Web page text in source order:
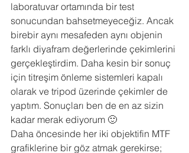
laboratuvar ortamında bir test
sonucundan bahsetmeyeceğiz. Ancak
birebir aynı mesafeden aynı objenin
farklı diyafram değerlerinde çekimlerini
gerçekleştirdim. Daha kesin bir sonuç
için titreşim önleme sistemleri kapalı
olarak ve tripod üzerinde çekimler de
yaptım. Sonuçları ben de en az sizin
kadar merak ediyorum 🙂
Daha öncesinde her iki objektifin MTF
grafiklerine bir göz atmak gerekirse;